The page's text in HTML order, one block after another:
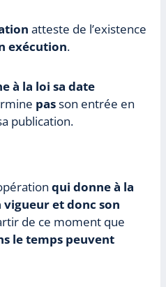
atteste de l’existence
exécution.
à la loi sa date
passon entrée en
publication.
qui donne à la
vigueur et donc son
de ce moment que
le temps peuvent